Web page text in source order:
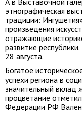
этнографическая
традиции:
произведения
отражающие
развитие
28 августа.
Богатое
успехи региона в
значительный вклад
процветание
Федерации РФ